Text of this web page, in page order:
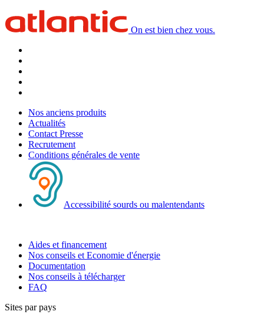
On est bien chez vous.
Nos anciens produits
Actualités
Contact Presse
Recrutement
Conditions générales de vente
Accessibilité sourds ou malentendants
Aides et financement
Nos conseils et Economie d'énergie
Documentation
Nos conseils à télécharger
FAQ
Sites par pays